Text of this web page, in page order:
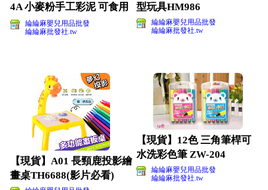
4A 小麥粉手工彩泥 可食用
小麥粉手工彩泥
綸綸麻嬰兒用品批發
綸綸麻批發社.tw
型玩具HM986
綸綸麻嬰兒用品批發
綸綸麻批發社.tw
【現貨】A01 長頸鹿投影繪
畫桌TH6688(影片必看)
【現貨】12色 三角筆桿可
水洗彩色筆 ZW-204
綸綸麻嬰兒用品批發
綸綸麻批發社.tw